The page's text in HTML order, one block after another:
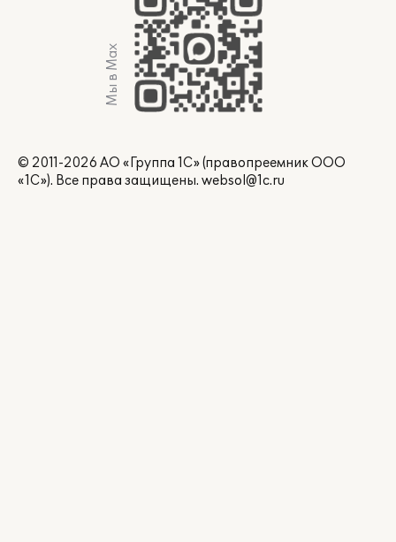
Мы в Max
© 2011-2026 АО «Группа 1С» (правопреемник ООО
«1С»). Все права защищены. websol@1c.ru